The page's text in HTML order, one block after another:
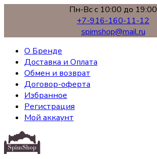
Пн-Вс с 10:00 до 19:00
+7-916-160-11-12
spimshop@mail.ru
О Бренде
Доставка и Оплата
Обмен и возврат
Договор-оферта
Избранное
Регистрация
Мой аккаунт